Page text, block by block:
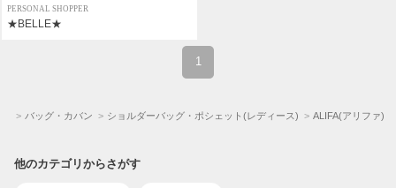
PERSONAL SHOPPER
★BELLE★
1
バッグ・カバン ショルダーバッグ・ポシェット(レディース) ALIFA(アリファ)
他のカテゴリからさがす